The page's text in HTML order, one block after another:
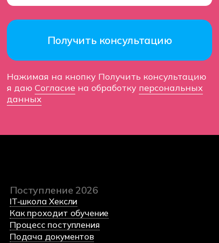
Политика обработки данных
Согласие на обработку данных
Использования Cookie-файлов
Российской федерации